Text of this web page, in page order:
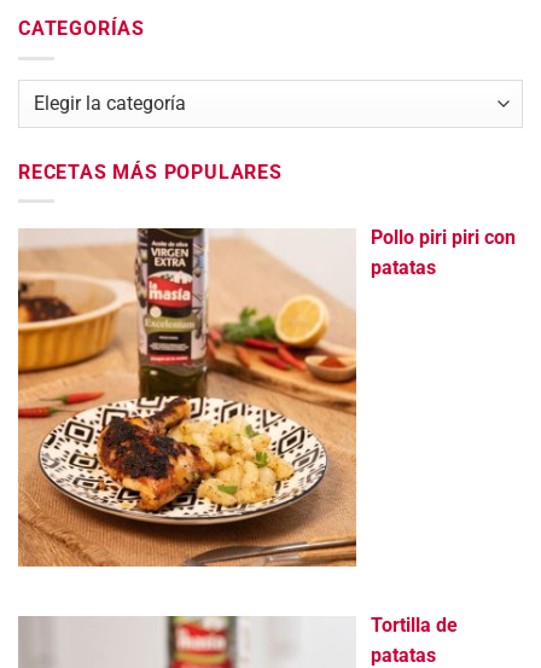
CATEGORÍAS
Categorías
RECETAS MÁS POPULARES
Pollo piri piri con
patatas
Tortilla de
patatas